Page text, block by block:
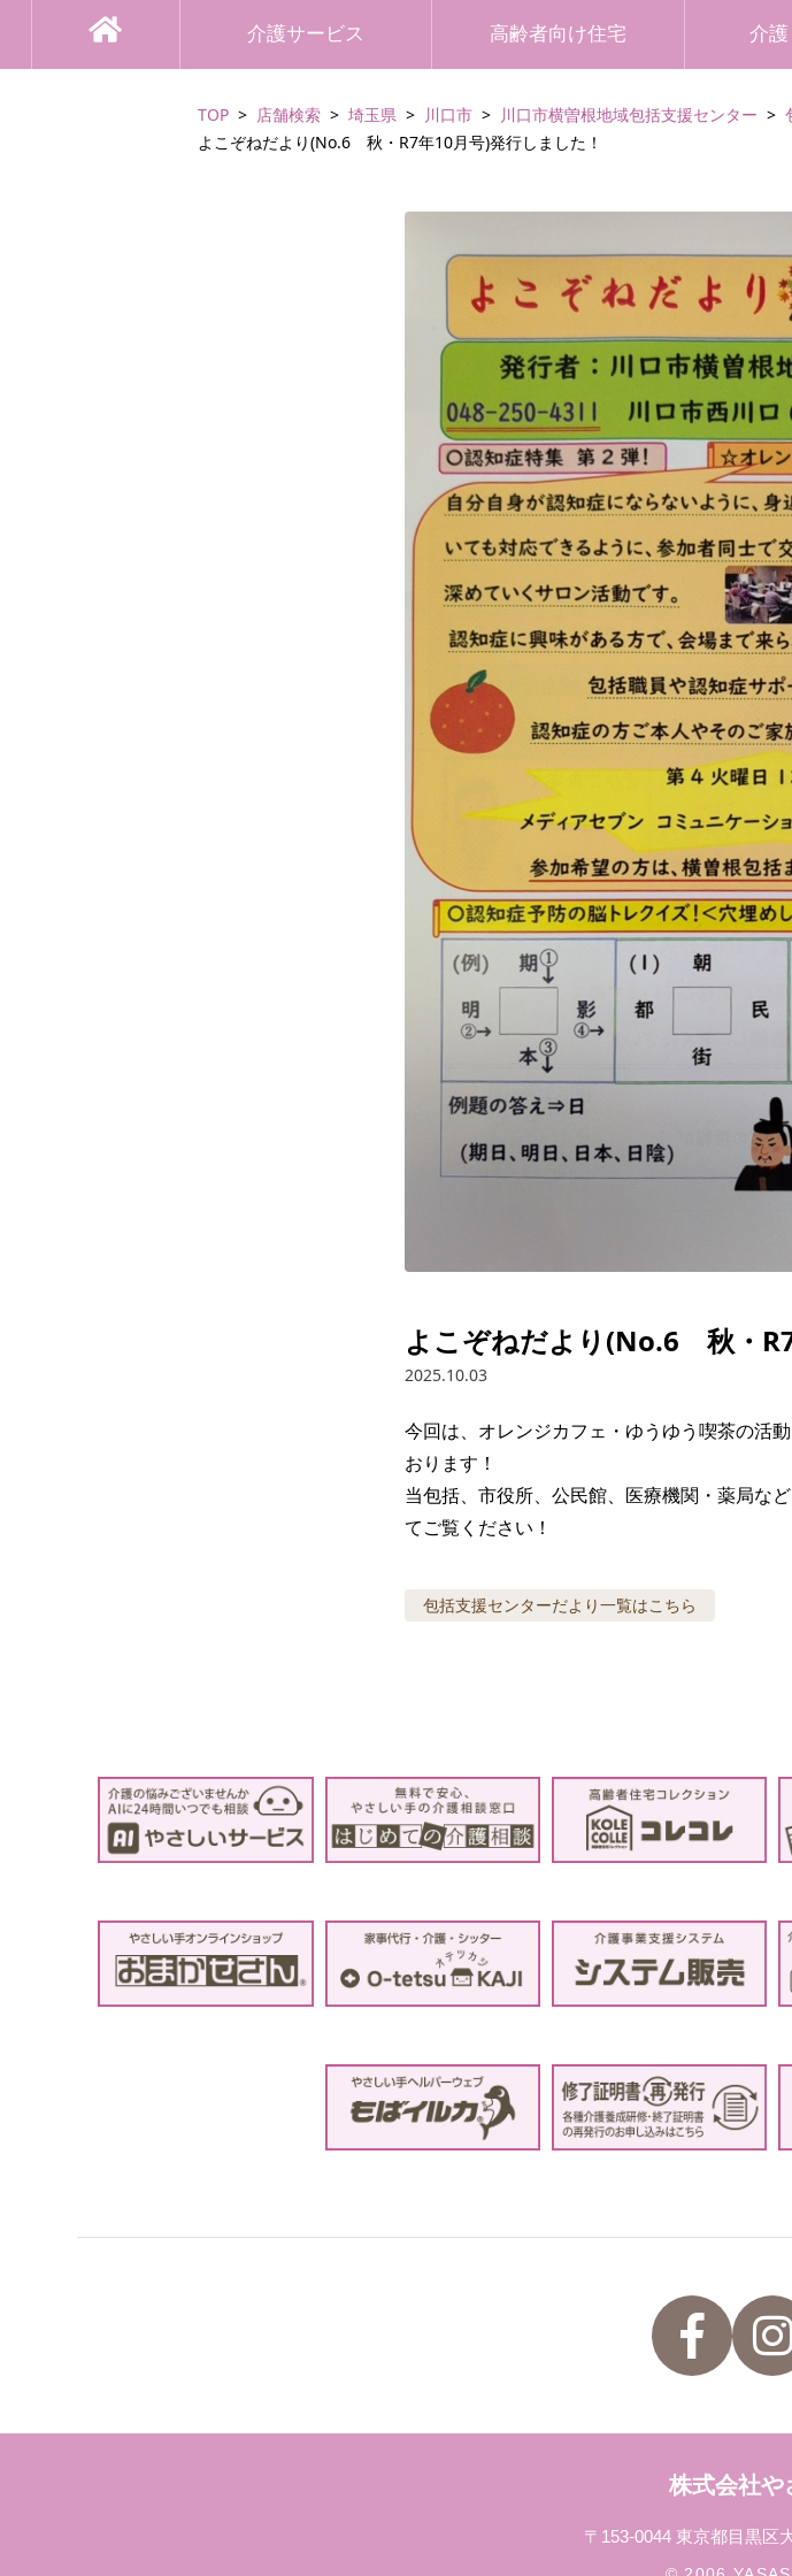
介護サービス 高齢者向け住宅 介
TOP 店舗検索 埼玉県 川口市 川口市横曽根地域包括支援センター
よこぞねだより(No.6 秋・R7年10月号)発行しました！
よこぞねだより(No.6 秋・
2025.10.03
今回は、オレンジカフェ・ゆうゆう喫茶の活
おります！
当包括、市役所、公民館、医療機関・薬局な
てご覧ください！
包括支援センターだより一覧はこちら
株式会社や
〒153-0044 東京都目黒区